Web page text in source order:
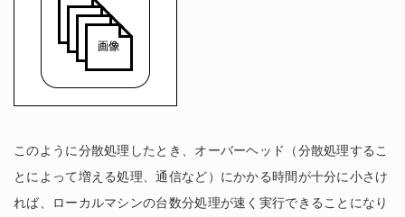
このように分散処理したとき、オーバーヘッド（分散処理するこ
とによって増える処理、通信など）にかかる時間が十分に小さけ
れば、ローカルマシンの台数分処理が速く実行できることになり